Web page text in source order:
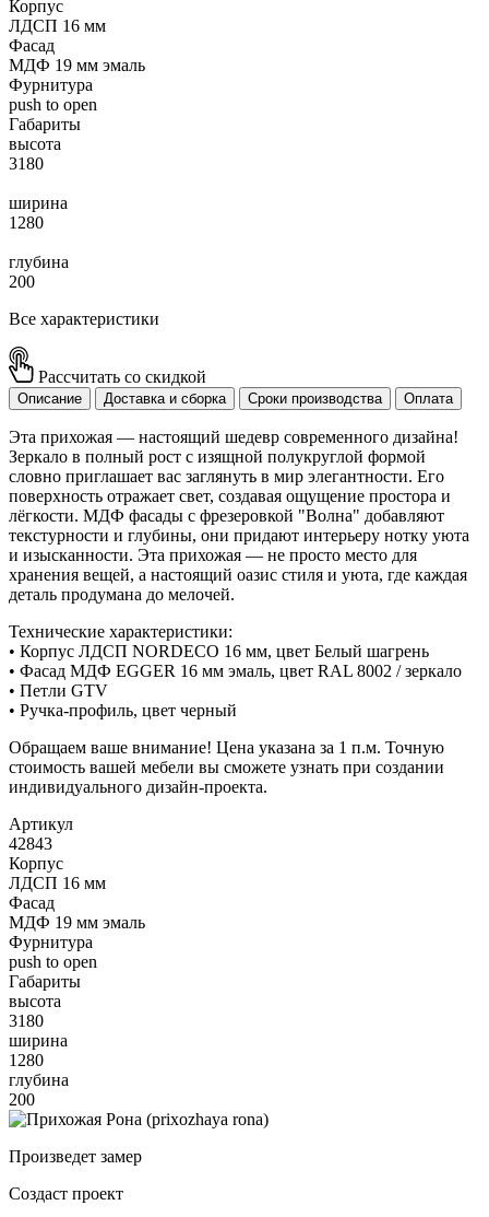
Корпус
ЛДСП 16 мм
Фасад
МДФ 19 мм эмаль
Фурнитура
push to open
Габариты
высота
3180
ширина
1280
глубина
200
Все характеристики
Рассчитать со скидкой
Описание Доставка и сборка Сроки производства Оплата
Эта прихожая — настоящий шедевр современного дизайна!
Зеркало в полный рост с изящной полукруглой формой
словно приглашает вас заглянуть в мир элегантности. Его
поверхность отражает свет, создавая ощущение простора и
лёгкости. МДФ фасады с фрезеровкой "Волна" добавляют
текстурности и глубины, они придают интерьеру нотку уюта
и изысканности. Эта прихожая — не просто место для
хранения вещей, а настоящий оазис стиля и уюта, где каждая
деталь продумана до мелочей.
Технические характеристики:
• Корпус ЛДСП NORDECO 16 мм, цвет Белый шагрень
• Фасад МДФ EGGER 16 мм эмаль, цвет RAL 8002 / зеркало
• Петли GTV
• Ручка-профиль, цвет черный
Обращаем ваше внимание! Цена указана за 1 п.м. Точную
стоимость вашей мебели вы сможете узнать при создании
индивидуального дизайн-проекта.
Артикул
42843
Корпус
ЛДСП 16 мм
Фасад
МДФ 19 мм эмаль
Фурнитура
push to open
Габариты
высота
3180
ширина
1280
глубина
200
Произведет замер
Создаст проект